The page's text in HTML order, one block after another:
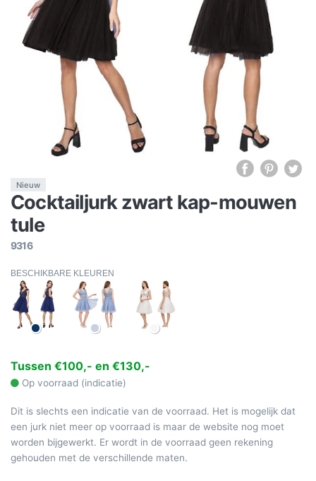
Nieuw
Cocktailjurk zwart kap-mouwen
tule
9316
BESCHIKBARE KLEUREN
Tussen €100,- en €130,-
Op voorraad (indicatie)
Dit is slechts een indicatie van de voorraad. Het is mogelijk dat
een jurk niet meer op voorraad is maar de website nog moet
worden bijgewerkt. Er wordt in de voorraad geen rekening
gehouden met de verschillende maten.